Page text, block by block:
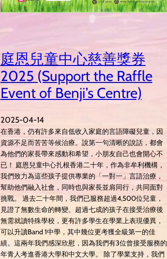
庭恩兒童中心慈善獎券
2025 (Support the Raffle
Event of Benji’s Centre)
2025-04-14
在香港，仍有許多來自低收入家庭的言語障礙兒童，因
資源不足而苦苦等候治療。說第一句清晰的說話，都會
為他們的家長帶來感動和希望，小朋友自己也會開心不
已！ 庭恩兒童中心扎根香港二十年，作為非牟利機構，
我們致力為這些孩子提供專業的「一對一」言語治療，
幫助他們融入社會，同時也與家長並肩同行，共同面對
挑戰。 過去二十年間，我們已服務超過4,500位兒童，
見證了無數生命的轉變。超過七成的孩子在接受治療後
無需就讀特殊學校，更有許多學生在學業上表現優異，
可以升讀Band 1中學，其中幾位更考獲全級第一的佳
績。這兩年我們感深欣慰，因為我們有3位曾接受服務的
年青人考進香港大學和中文大學。 除了學業支持，我們